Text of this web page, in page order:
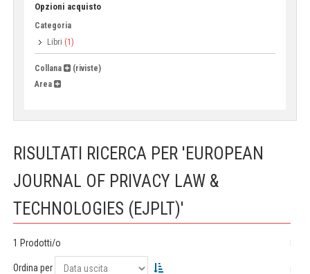
Opzioni acquisto
Categoria
Libri (1)
Collana
(riviste)
Area
RISULTATI RICERCA PER 'EUROPEAN
JOURNAL OF PRIVACY LAW &
TECHNOLOGIES (EJPLT)'
1 Prodotti/o
Ordina per